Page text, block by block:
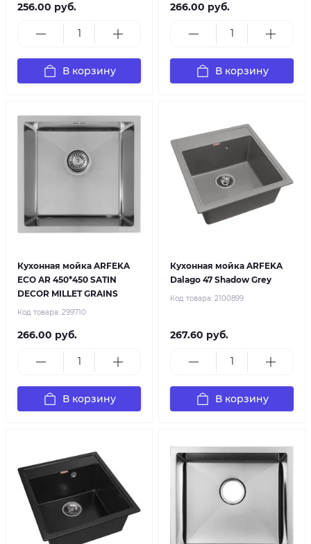
256.00 руб.
В корзину
266.00 руб.
В корзину
Кухонная мойка ARFEKA
ECO AR 450*450 SATIN
DECOR MILLET GRAINS
Код товара: 299710
266.00 руб.
В корзину
Кухонная мойка ARFEKA
Dalago 47 Shadow Grey
Код товара: 2100899
267.60 руб.
В корзину